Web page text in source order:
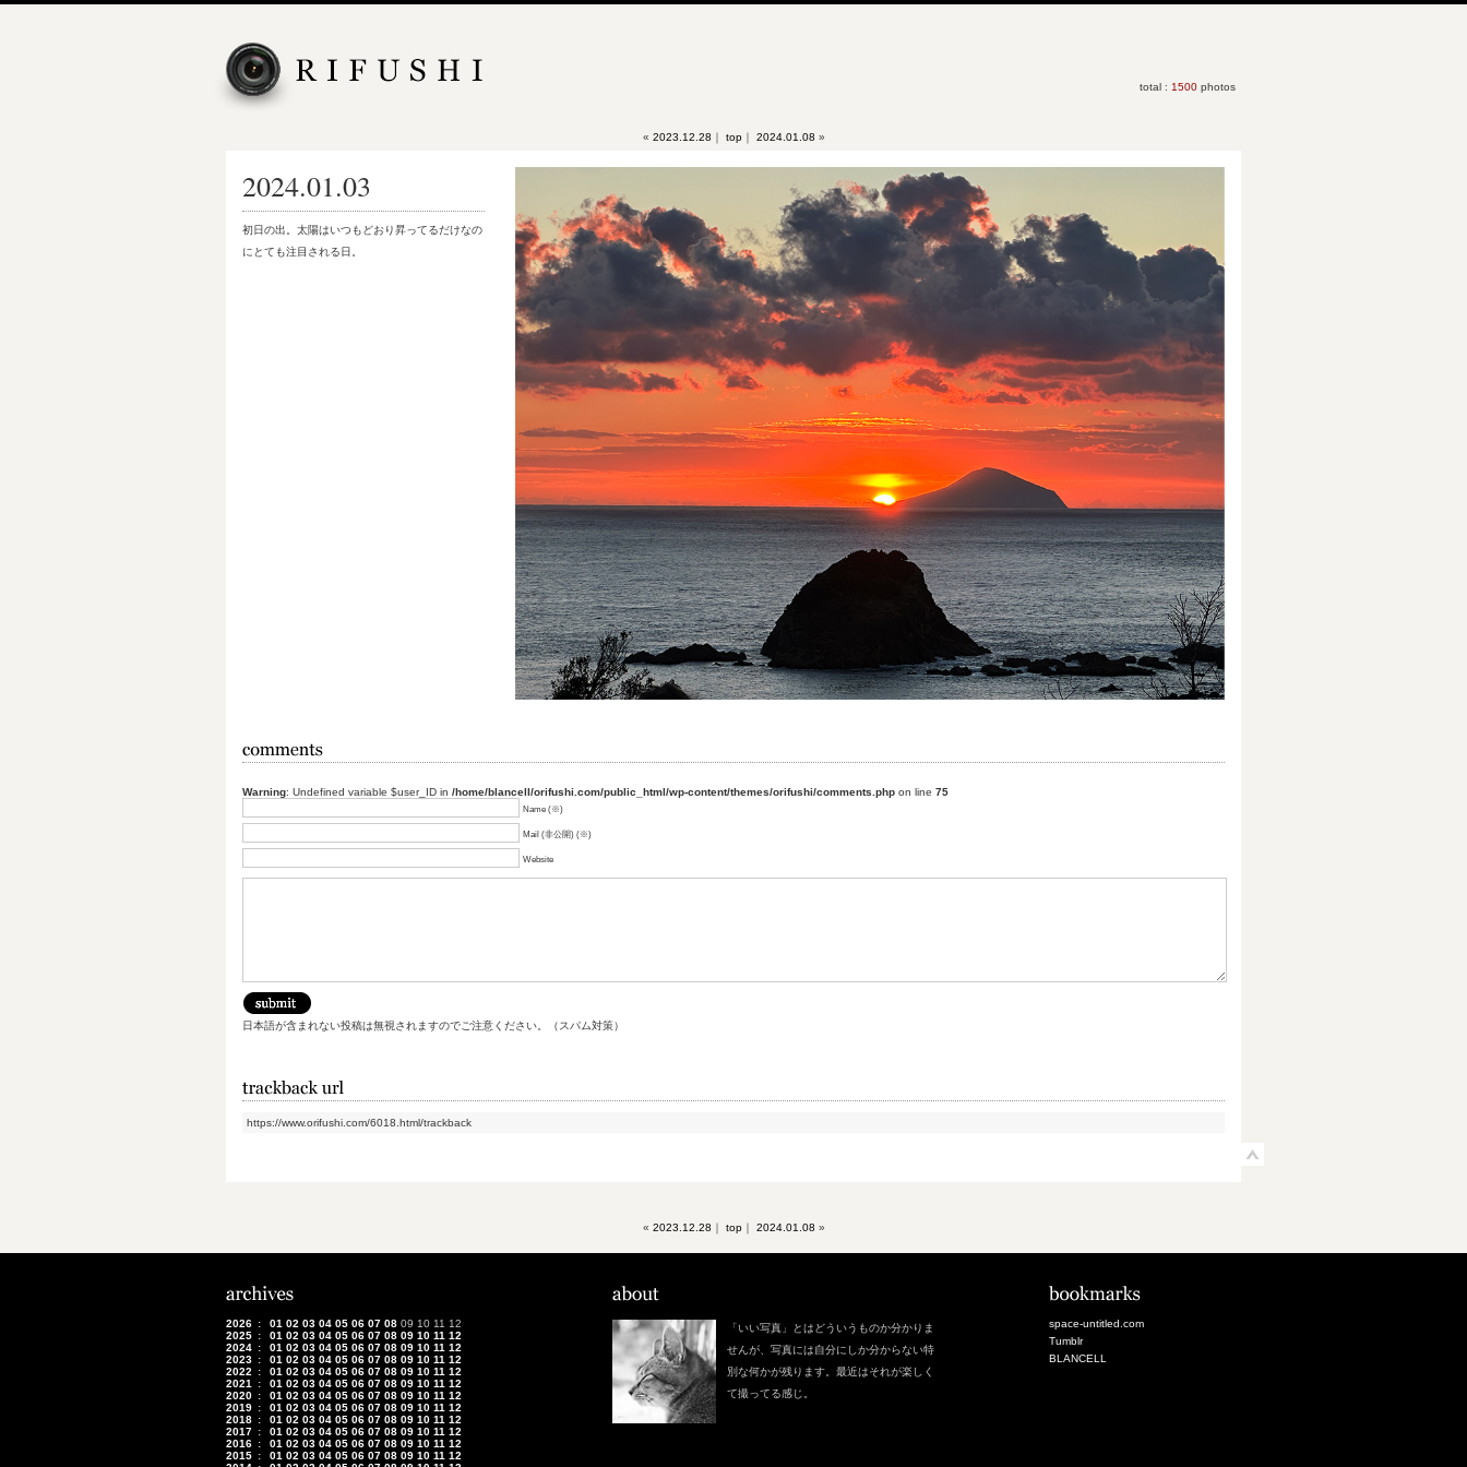
total : 1500 photos
« 2023.12.28 ｜ top｜ 2024.01.08 »
2024.01.03
初日の出。太陽はいつもどおり昇ってるだけなの
にとても注目される日。
Warning: Undefined variable $user_ID in /home/blancell/orifushi.com/public_html/wp-content/themes/orifushi/comments.php on line 75
Name (※)
Mail (非公開) (※)
Website
日本語が含まれない投稿は無視されますのでご注意ください。（スパム対策）
https://www.orifushi.com/6018.html/trackback
« 2023.12.28 ｜ top｜ 2024.01.08 »
2026 : 01 02 03 04 05 06 07 08 09 10 11 12
2025 : 01 02 03 04 05 06 07 08 09 10 11 12
2024 : 01 02 03 04 05 06 07 08 09 10 11 12
2023 : 01 02 03 04 05 06 07 08 09 10 11 12
2022
: 01 02 03 04 05 06 07 08 09 10 11 12
2021
: 01 02 03 04 05 06 07 08 09 10 11 12
2020 : 01 02 03 04 05 06 07 08 09 10 11 12
2019 : 01 02 03 04 05 06 07 08 09 10 11 12
2018 : 01 02 03 04 05 06 07 08 09 10 11 12
2017 : 01 02 03 04 05 06 07 08 09 10 11 12
2016 : 01 02 03 04 05 06 07 08 09 10 11 12
2015 : 01 02 03 04 05 06 07 08 09 10 11 12
「いい写真」とはどういうものか分かりま
せんが、写真には自分にしか分からない特
別な何かが残ります。最近はそれが楽しく
て撮ってる感じ。
space-untitled.com
Tumblr
BLANCELL